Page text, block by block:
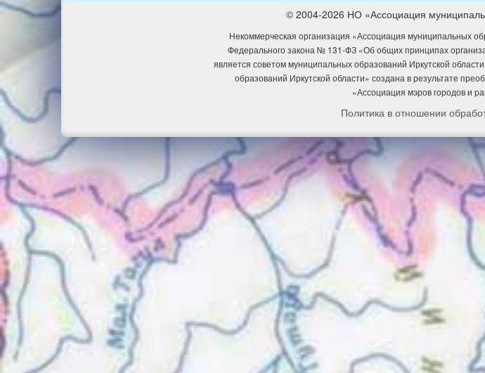
© 2004-2026 НО «Ассоциация
Некоммерческая организация «Ассоциация муниципальных
Федерального закона № 131-ФЗ «Об общих принципах
является советом муниципальных образований Иркутской
образований Иркутской области» создана в результате
«Ассоциация мэров городов и
Политика в отношении